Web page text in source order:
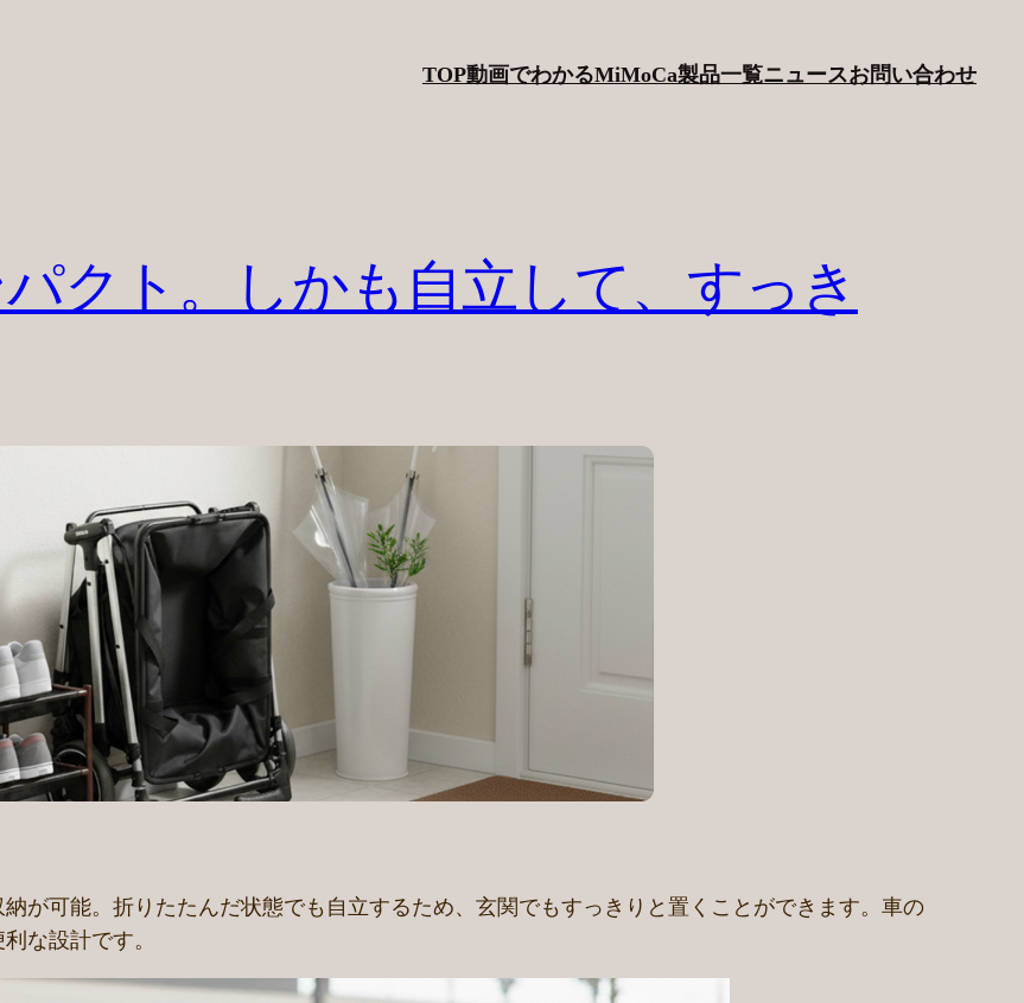
TOP動画でわかるMiMoCa製品一覧ニュースお問い合わせ
クト。しかも自立して、すっき
が可能。折りたたんだ状態でも自立するため、玄関でもすっきりと置くことができます。車の
な設計です。